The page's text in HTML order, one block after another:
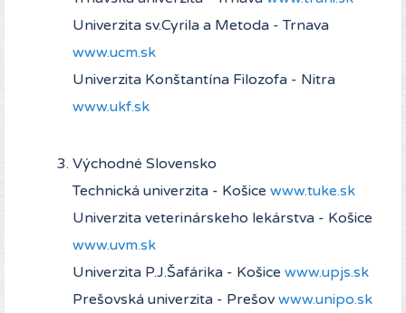
Univerzita sv.Cyrila a Metoda - Trnava
www.ucm.sk
Univerzita Konštantína Filozofa - Nitra
www.ukf.sk
Východné Slovensko
Technická univerzita - Košice www.tuke.sk
Univerzita veterinárskeho lekárstva - Košice
www.uvm.sk
Univerzita P.J.Šafárika - Košice www.upjs.sk
Prešovská univerzita - Prešov www.unipo.sk